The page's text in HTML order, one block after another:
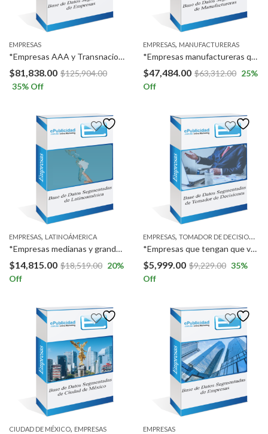
EMPRESAS
*Empresas AAA y Transnacionales a Nivel Nacional, excepto en Ciudad de México. *Empresarios a Nivel Nacional, excepto en Ciudad de México.
$81,838.00 $125,904.00
35% Off
EMPRESAS, MANUFACTURERAS
*Empresas manufactureras que automaticen sus procesos industriales, con más de 100 empleados* a Nivel Nacional, excepto Campeche, Tabasco, Oaxaca y Quintana Roo
$47,484.00 $63,312.00 25%
Off
EMPRESAS, LATINOÁMERICA
*Empresas medianas y grandes a Nivel Nacional. *Empresas en Colombia, Argentina, Perú, Chile y México.
$14,815.00 $18,519.00 20%
Off
EMPRESAS, TOMADOR DE DECISIONES
*Empresas que tengan que ver con veterinarios (hospitales, farmacias, guarderías para mascotas, etc), a Nivel Nacional y Veterinarios, a Nivel Nacional.
$5,999.00 $9,229.00 35%
Off
CIUDAD DE MÉXICO, EMPRESAS EMPRESAS